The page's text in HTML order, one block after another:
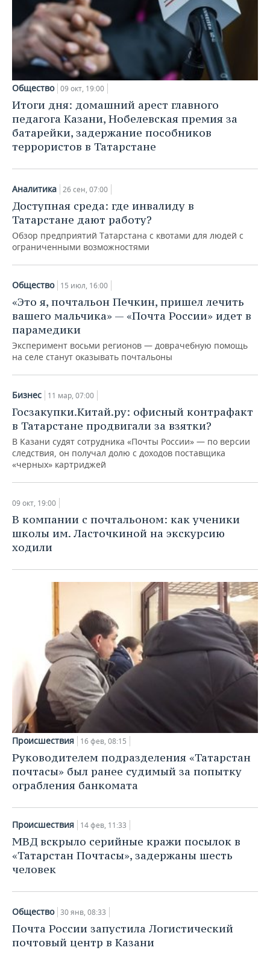
Общество 09 окт, 19:00
Итоги дня: домашний арест главного
педагога Казани, Нобелевская премия за
батарейки, задержание пособников
террористов в Татарстане
Аналитика 26 сен, 07:00
Доступная среда: где инвалиду в
Татарстане дают работу?
Обзор предприятий Татарстана с квотами для людей с
ограниченными возможностями
Общество 15 июл, 16:00
«Это я, почтальон Печкин, пришел лечить
вашего мальчика» — «Почта России» идет в
парамедики
Эксперимент восьми регионов — доврачебную помощь
на селе станут оказывать почтальоны
Бизнес 11 мар, 07:00
Госзакупки.Китай.ру: офисный контрафакт
в Татарстане продвигали за взятки?
В Казани судят сотрудника «Почты России» — по версии
следствия, он получал долю с доходов поставщика
«черных» картриджей
09 окт, 19:00
В компании с почтальоном: как ученики
школы им. Ласточкиной на экскурсию
ходили
Происшествия 16 фев, 08:15
Руководителем подразделения «Татарстан
почтасы» был ранее судимый за попытку
ограбления банкомата
Происшествия 14 фев, 11:33
МВД вскрыло серийные кражи посылок в
«Татарстан Почтасы», задержаны шесть
человек
Общество 30 янв, 08:33
Почта России запустила Логистический
почтовый центр в Казани